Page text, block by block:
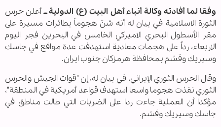
وفقا لما أفادته وكالة أنباء أهل البيت (ع) الدولية ــأعلن حرس
الثورة الاسلامية في بيان له أنه شنّ هجوماً بطائرات مسيرة على
مقر الأسطول البحري الاميركي الخامس في البحرين فجر اليوم
الاربعاء، رداً على هجمات معادية استهدفت عدة مواقع في جاسك
وسيريك وقشم بمحافظة هرمزكان جنوب ايران.
وقال الحرس الثوري الإيراني، في بيان له، إن "قوات الجيش والحرس
الثوري نفذت هجوما واسعا استهدف قواعد أمريكية في المنطقة"،
مؤكدا أن العملية جاءت ردا على الضربات التي طالت مناطق في
جاسك وسيريك وقشم.